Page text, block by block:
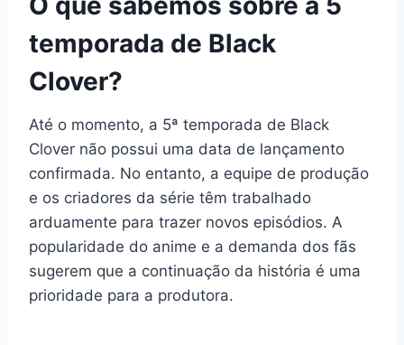
temporada de Black
Clover?
Até o momento, a 5ª temporada de Black
Clover não possui uma data de lançamento
confirmada. No entanto, a equipe de produção
e os criadores da série têm trabalhado
arduamente para trazer novos episódios. A
popularidade do anime e a demanda dos fãs
sugerem que a continuação da história é uma
prioridade para a produtora.